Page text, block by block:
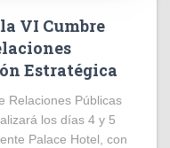
VI Cumbre
Estratégica
Relaciones Públicas
los días 4 y 5
Palace Hotel, con